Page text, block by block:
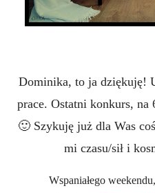
Dominika, to ja dziękuję!
prace. Ostatni konkurs, na
🙂 Szykuję już dla Was
mi czasu/sił i
Wspaniałego